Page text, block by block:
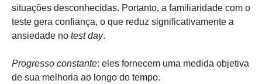
situações desconhecidas. Portanto, a familiaridade com o
teste gera confiança, o que reduz significativamente a
ansiedade no test day.
Progresso constante: eles fornecem uma medida objetiva
de sua melhoria ao longo do tempo.